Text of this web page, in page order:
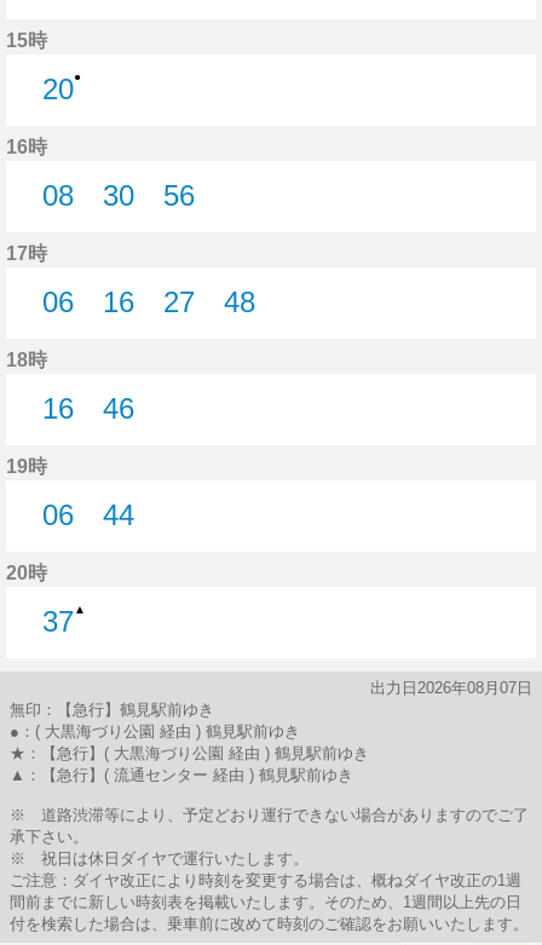
15時
20●
16時
08
30
56
17時
06
16
27
48
18時
16
46
19時
06
44
20時
37▲
出力日2026年08月07日
無印：【急行】鶴見駅前ゆき
●：( 大黒海づり公園 経由 ) 鶴見駅前ゆき
★：【急行】( 大黒海づり公園 経由 ) 鶴見駅前ゆき
▲：【急行】( 流通センター 経由 ) 鶴見駅前ゆき
※ 道路渋滞等により、予定どおり運行できない場合がありますのでご了
承下さい。
※ 祝日は休日ダイヤで運行いたします。
ご注意：ダイヤ改正により時刻を変更する場合は、概ねダイヤ改正の1週
間前までに新しい時刻表を掲載いたします。そのため、1週間以上先の日
付を検索した場合は、乗車前に改めて時刻のご確認をお願いいたします。